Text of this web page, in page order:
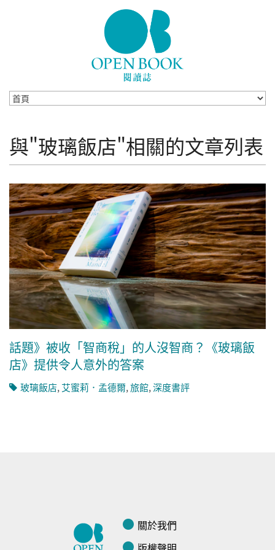
與"玻璃飯店"相關的文章列表
話題》被收「智商稅」的人沒智商？《玻璃飯
店》提供令人意外的答案
玻璃飯店,艾蜜莉．孟德爾,旅館,深度書評
關於我們